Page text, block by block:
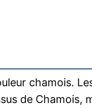
chamois.
de Chamois,